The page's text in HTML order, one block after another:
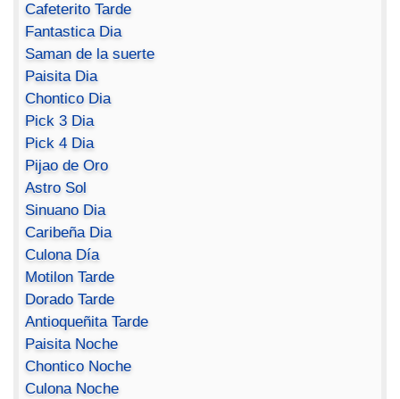
Cafeterito Tarde
Fantastica Dia
Saman de la suerte
Paisita Dia
Chontico Dia
Pick 3 Dia
Pick 4 Dia
Pijao de Oro
Astro Sol
Sinuano Dia
Caribeña Dia
Culona Día
Motilon Tarde
Dorado Tarde
Antioqueñita Tarde
Paisita Noche
Chontico Noche
Culona Noche